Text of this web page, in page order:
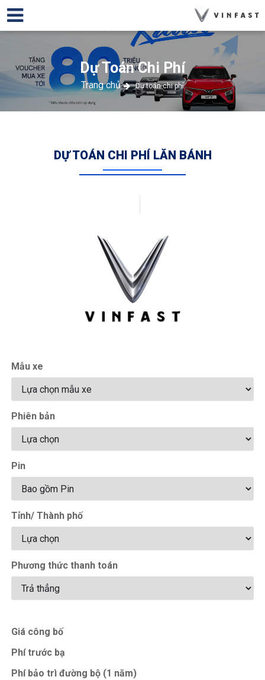
Dự Toán Chi Phí
Trang chủ Dự toán chi phí
DỰ TOÁN CHI PHÍ LĂN BÁNH
Mẫu xe
Phiên bản
Pin
Tỉnh/ Thành phố
Phương thức thanh toán
Giá công bố
Phí trước bạ
Phí bảo trì đường bộ (1 năm)